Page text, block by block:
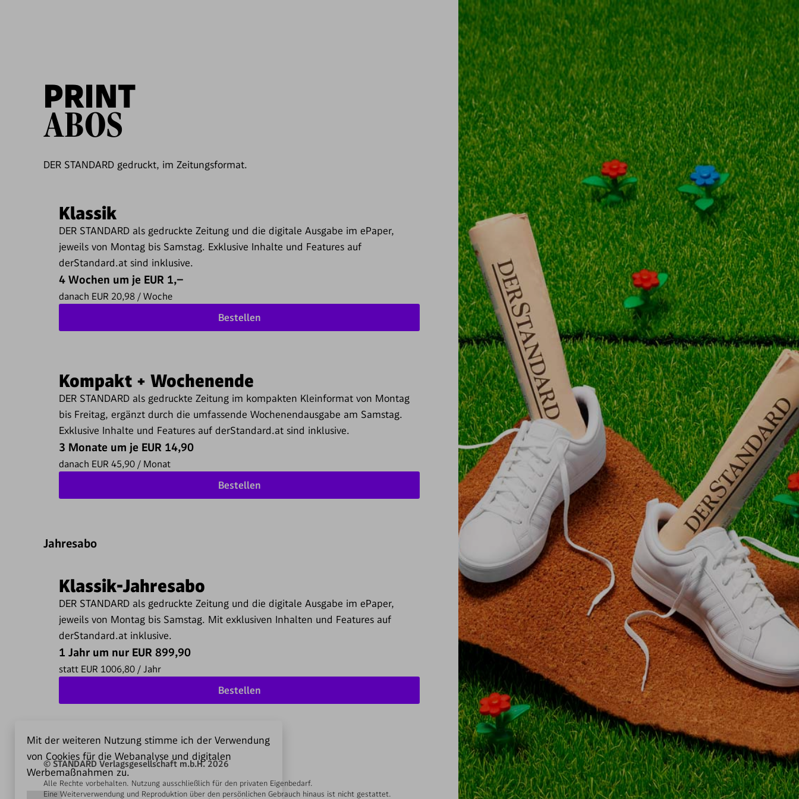
Mit der weiteren Nutzung stimme ich der Verwendung
von Cookies für die Webanalyse und digitalen
Werbemaßnahmen zu.
PRINT
ABOS
DER STANDARD gedruckt, im Zeitungsformat.
Klassik
DER STANDARD als gedruckte Zeitung und die digitale Ausgabe im ePaper,
jeweils von Montag bis Samstag. Exklusive Inhalte und Features auf
derStandard.at sind inklusive.
4 Wochen um je EUR 1,–
danach EUR 20,98 / Woche
Bestellen
Kompakt + Wochenende
DER STANDARD als gedruckte Zeitung im kompakten Kleinformat von Montag
bis Freitag, ergänzt durch die umfassende Wochenendausgabe am Samstag.
Exklusive Inhalte und Features auf derStandard.at sind inklusive.
3 Monate um je EUR 14,90
danach EUR 45,90 / Monat
Bestellen
Jahresabo
Klassik-Jahresabo
DER STANDARD als gedruckte Zeitung und die digitale Ausgabe im ePaper,
jeweils von Montag bis Samstag. Mit exklusiven Inhalten und Features auf
derStandard.at inklusive.
1 Jahr um nur EUR 899,90
statt EUR 1006,80 / Jahr
Bestellen
© STANDARD Verlagsgesellschaft m.b.H. 2026
Alle Rechte vorbehalten. Nutzung ausschließlich für den privaten Eigenbedarf.
Eine Weiterverwendung und Reproduktion über den persönlichen Gebrauch hinaus ist nicht gestattet.